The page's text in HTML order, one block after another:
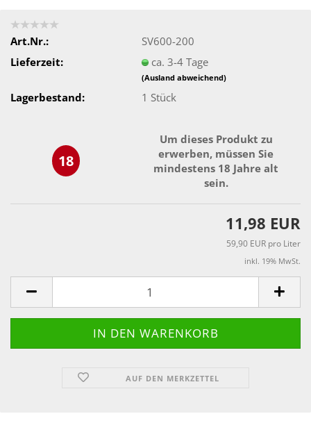
Art.Nr.:
SV600-200
Lieferzeit:
ca. 3-4 Tage
(Ausland abweichend)
Lagerbestand: 1 Stück
18
Um dieses Produkt zu
erwerben, müssen Sie
mindestens 18 Jahre alt
sein.
11,98 EUR
59,90 EUR pro Liter
inkl. 19% MwSt.
AUF DEN MERKZETTEL